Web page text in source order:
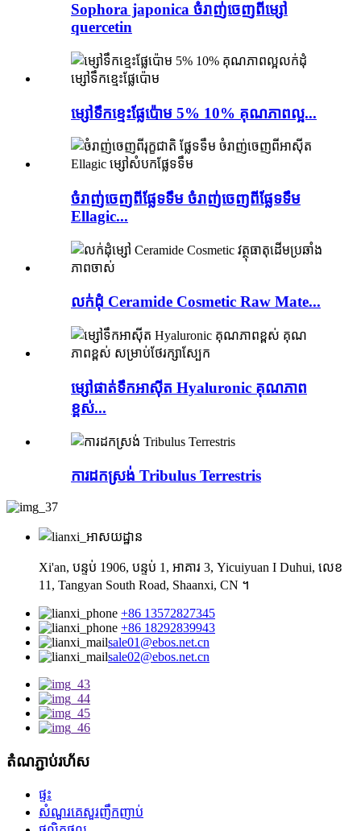
Sophora japonica ចំរាញ់ចេញពីម្សៅ
quercetin
ម្សៅទឹកខ្មេះផ្លែប៉ោម 5% 10% គុណភាពល្អ...
ចំរាញ់ចេញពីផ្លែទទឹម ចំរាញ់ចេញពីផ្លែទទឹម
Ellagic...
លក់ដុំ Ceramide Cosmetic Raw Mate...
ម្សៅផាត់ទឹកអាស៊ីត Hyaluronic គុណភាព
ខ្ពស់...
ការដកស្រង់ Tribulus Terrestris
Xi'an, បន្ទប់ 1906, បន្ទប់ 1, អាគារ 3, Yicuiyuan I Duhui, លេខ
11, Tangyan South Road, Shaanxi, CN ។
+86 13572827345
+86 18292839943
sale01@ebos.net.cn
sale02@ebos.net.cn
តំណភ្ជាប់រហ័ស
ផ្ទះ
សំណួរគេសួរញឹកញាប់